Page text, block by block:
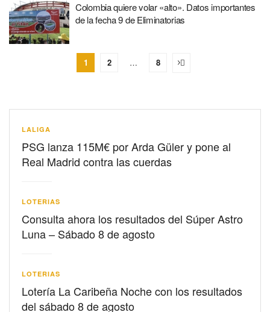
Colombia quiere volar «alto». Datos importantes
de la fecha 9 de Eliminatorias
1 2 … 8
LALIGA
PSG lanza 115M€ por Arda Güler y pone al
Real Madrid contra las cuerdas
LOTERIAS
Consulta ahora los resultados del Súper Astro
Luna – Sábado 8 de agosto
LOTERIAS
Lotería La Caribeña Noche con los resultados
del sábado 8 de agosto